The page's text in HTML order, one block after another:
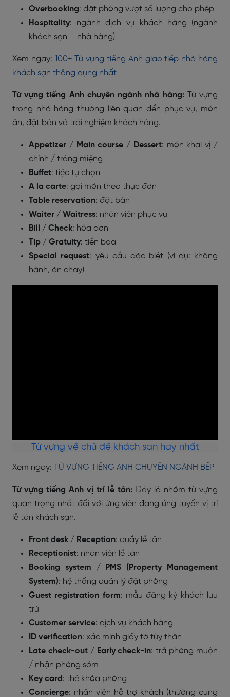
Overbooking: đặt phòng vượt số lượng cho phép
Hospitality: ngành dịch vụ khách hàng (ngành
khách sạn – nhà hàng)
Xem ngay: 100+ Từ vựng tiếng Anh giao tiếp nhà hàng
khách sạn thông dụng nhất
Từ vựng tiếng Anh chuyên ngành nhà hàng:
Từ vựng
trong nhà hàng thường liên quan đến phục vụ, món
ăn, đặt bàn và trải nghiệm khách hàng.
Appetizer / Main course / Dessert: món khai vị /
chính / tráng miệng
Buffet: tiệc tự chọn
A la carte: gọi món theo thực đơn
Table reservation: đặt bàn
Waiter / Waitress: nhân viên phục vụ
Bill / Check: hóa đơn
Tip / Gratuity: tiền boa
Special request: yêu cầu đặc biệt (ví dụ: không
hành, ăn chay)
Từ vựng về chủ đề khách sạn hay nhất
Xem ngay: TỪ VỰNG TIẾNG ANH CHUYÊN NGÀNH BẾP
Từ vựng tiếng Anh vị trí lễ tân: Đây là nhóm từ vựng
quan trọng nhất đối với ứng viên đang ứng tuyển vị trí
lễ tân khách sạn.
Front desk / Reception: quầy lễ tân
Receptionist: nhân viên lễ tân
Booking system / PMS (Property Management
System): hệ thống quản lý đặt phòng
Guest registration form: mẫu đăng ký khách lưu
trú
Customer service: dịch vụ khách hàng
ID verification: xác minh giấy tờ tùy thân
Late check-out / Early check-in: trả phòng muộn
/ nhận phòng sớm
Key card: thẻ khóa phòng
Concierge: nhân viên hỗ trợ khách (thường cung